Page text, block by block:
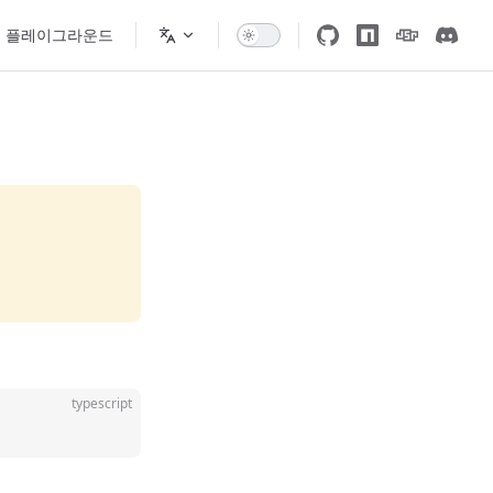
플레이그라운드
typescript